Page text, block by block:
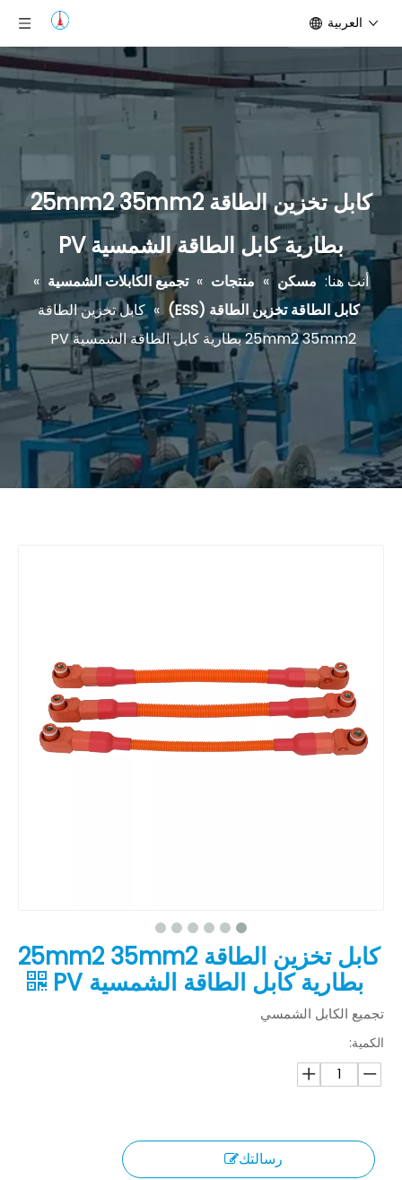
العربية
كابل تخزين الطاقة 25mm2 35mm2
بطارية كابل الطاقة الشمسية PV
أنت هنا: مسكن » منتجات » تجميع الكابلات الشمسية »
كابل الطاقة تخزين الطاقة (ESS)
» كابل تخزين الطاقة
25mm2 35mm2 بطارية كابل الطاقة الشمسية PV
كابل تخزين الطاقة 25mm2 35mm2
بطارية كابل الطاقة الشمسية PV
تجميع الكابل الشمسي
الكمية:
رسالتك